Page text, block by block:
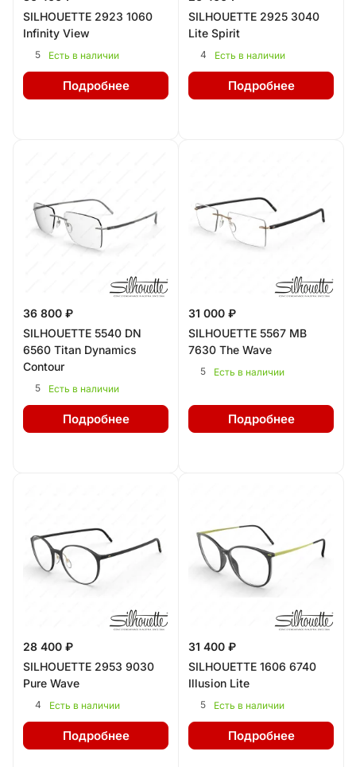
SILHOUETTE 2923 1060
Infinity View
5 Есть в наличии
Подробнее
SILHOUETTE 2925 3040
Lite Spirit
4 Есть в наличии
Подробнее
36 800 ₽
SILHOUETTE 5540 DN
6560 Titan Dynamics
Contour
5 Есть в наличии
Подробнее
31 000 ₽
SILHOUETTE 5567 MB
7630 The Wave
5 Есть в наличии
Подробнее
28 400 ₽
SILHOUETTE 2953 9030
Pure Wave
4 Есть в наличии
Подробнее
31 400 ₽
SILHOUETTE 1606 6740
Illusion Lite
5 Есть в наличии
Подробнее